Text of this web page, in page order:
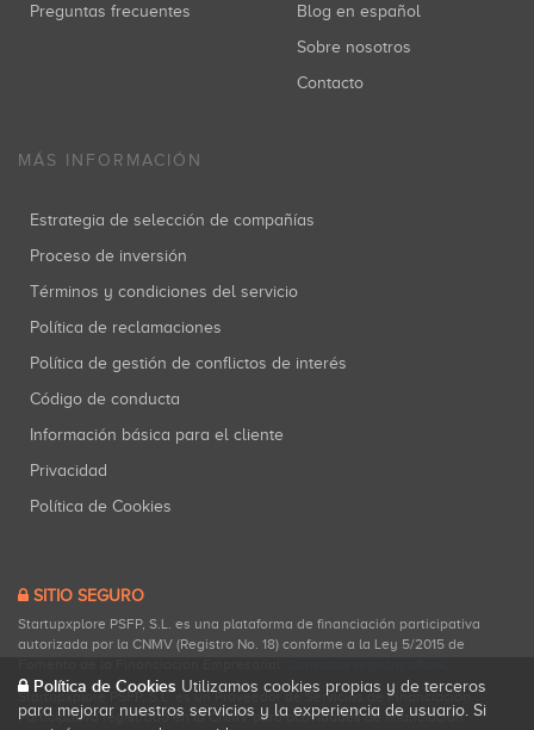
Preguntas frecuentes
Blog en español
Sobre nosotros
Contacto
MÁS INFORMACIÓN
Estrategia de selección de compañías
Proceso de inversión
Términos y condiciones del servicio
Política de reclamaciones
Política de gestión de conflictos de interés
Código de conducta
Información básica para el cliente
Privacidad
Política de Cookies
SITIO SEGURO
Startupxplore PSFP, S.L. es una plataforma de financiación participativa
autorizada por la CNMV (Registro No. 18) conforme a la Ley 5/2015 de
Startupxplore PSFP, S.L. es un Proveedor de Servicios de Financiación
Participativa registrado en la CNMV para actividades de financiación
Política de Cookies Utilizamos cookies propias y de terceros
para mejorar nuestros servicios y la experiencia de usuario. Si